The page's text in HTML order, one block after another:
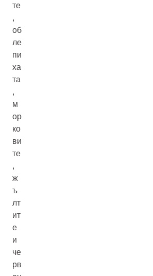
те
,
об
ле
пи
ха
та
,
м
ор
ко
ви
те
,
ж
ъ
лт
ит
е
и
че
рв